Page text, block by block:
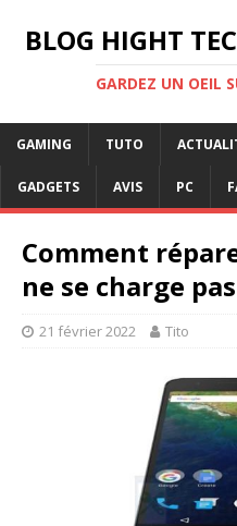
BLOG HIGHT
GARDEZ UN OEIL
GAMING TUTO
GADGETS AVIS PC
Comment
ne se charge
21 février 2022 Tito